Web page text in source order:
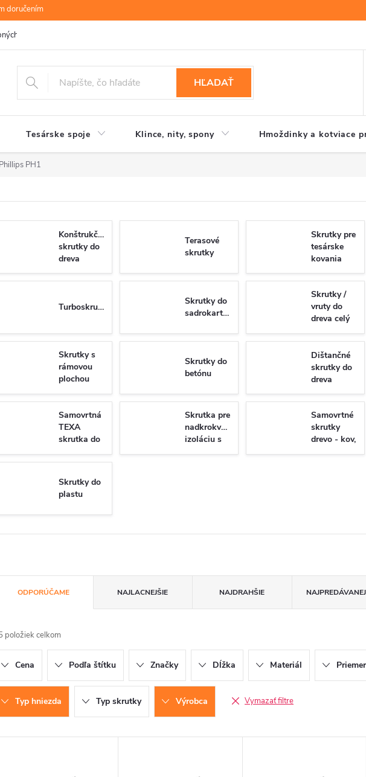
doručením
údajov
HĽADAŤ
Tesárske spoje Klince, nity, spony Hmoždinky a kotviace
PH1
Konštrukčné
skrutky do
dreva
Terasové
skrutky
Skrutky pre
tesárske
kovania
Turboskrutky
Skrutky do
sadrokartónu
Skrutky /
vruty do
dreva celý
závit
Torx/PZ
Skrutky s
rámovou
plochou
hlavou do
dreva
Skrutky do
betónu
Dištančné
skrutky do
dreva
Samovrtná
TEXA
skrutka do
plechu so
6-hrannou
7504K/N
Skrutka pre
nadkrokvovu
izoláciu s
tanierovou
Samovrtné
skrutky
drevo - kov,
WSDST
Skrutky do
plastu
ODPORÚČAME NAJLACNEJŠIE NAJDRAHŠIE
položiek celkom
Cena Podľa štítku Značky Dĺžka Materiál Priemer
Typ hniezda Typ skrutky Výrobca Vymazať filtre